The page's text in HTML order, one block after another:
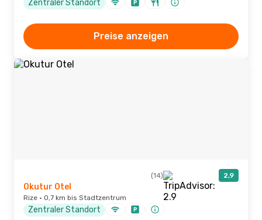
Zentraler Standort
Preise anzeigen
(14) 2,9
Okutur Otel
Rize · 0,7 km bis Stadtzentrum
Zentraler Standort